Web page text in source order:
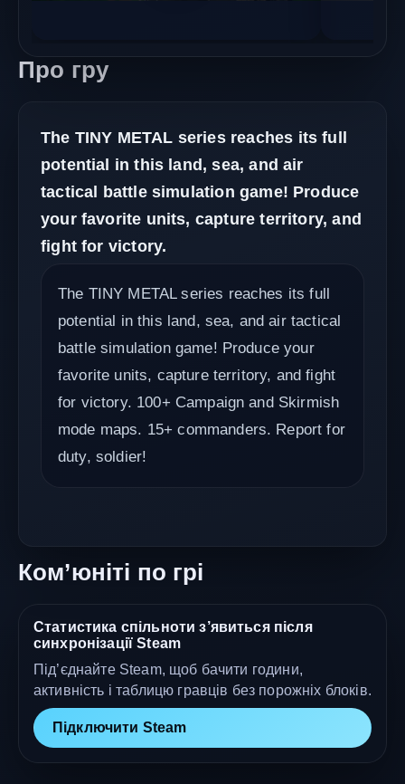
Про гру
The TINY METAL series reaches its full
potential in this land, sea, and air
tactical battle simulation game! Produce
your favorite units, capture territory, and
fight for victory.
The TINY METAL series reaches its full
potential in this land, sea, and air tactical
battle simulation game! Produce your
favorite units, capture territory, and fight
for victory. 100+ Campaign and Skirmish
mode maps. 15+ commanders. Report for
duty, soldier!
Ком’юніті по грі
Статистика спільноти з’явиться після
синхронізації Steam
Під’єднайте Steam, щоб бачити години,
активність і таблицю гравців без порожніх блоків.
Підключити Steam